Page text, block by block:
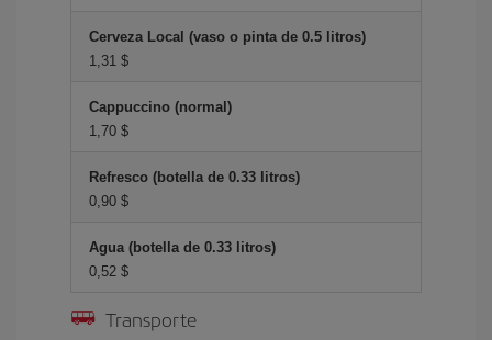
Cerveza Local (vaso o pinta de 0.5 litros)
1,31 $
Cappuccino (normal)
1,70 $
Refresco (botella de 0.33 litros)
0,90 $
Agua (botella de 0.33 litros)
0,52 $
Transporte